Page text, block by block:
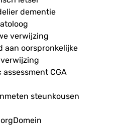
dementie
verwijzing
aan oorspronkelijke
CGA
steunkousen